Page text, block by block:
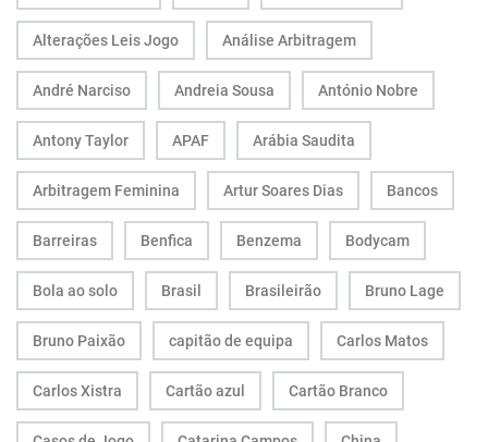
Alterações Leis Jogo Análise Arbitragem
André Narciso Andreia Sousa António Nobre
Antony Taylor APAF Arábia Saudita
Arbitragem Feminina Artur Soares Dias Bancos
Barreiras Benfica Benzema Bodycam
Bola ao solo Brasil Brasileirão Bruno Lage
Bruno Paixão capitão de equipa Carlos Matos
Carlos Xistra Cartão azul Cartão Branco